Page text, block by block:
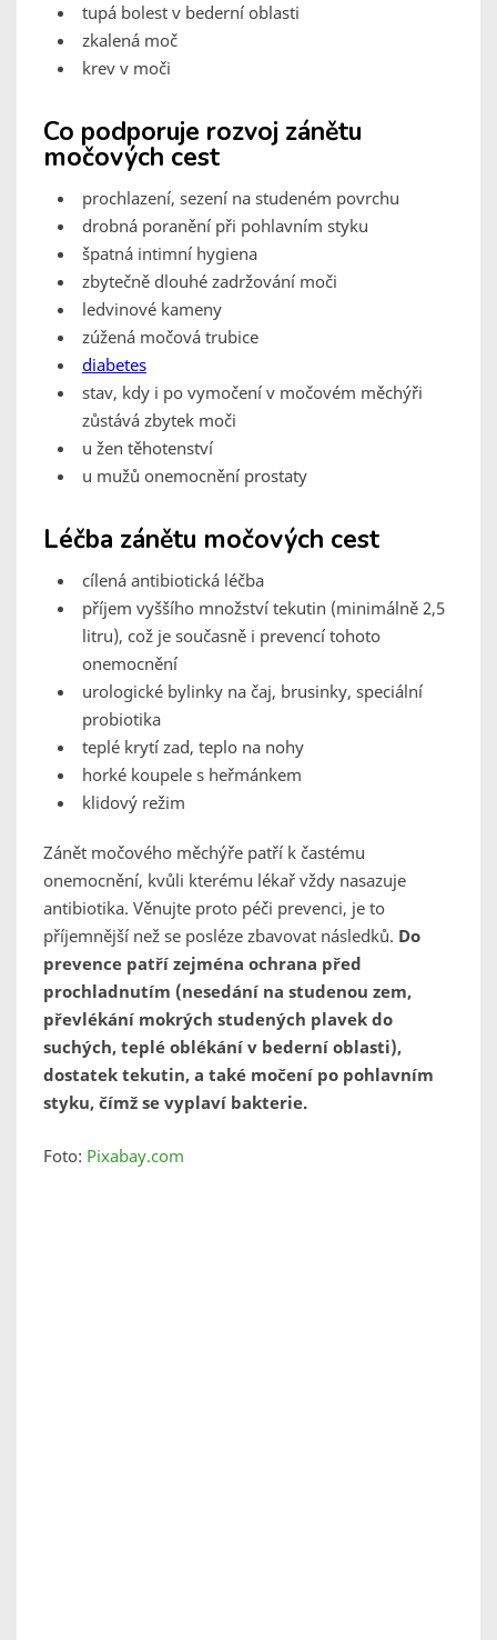
tupá bolest v bederní oblasti
zkalená moč
krev v moči
Co podporuje rozvoj zánětu
močových cest
prochlazení, sezení na studeném povrchu
drobná poranění při pohlavním styku
špatná intimní hygiena
zbytečně dlouhé zadržování moči
ledvinové kameny
zúžená močová trubice
diabetes
stav, kdy i po vymočení v močovém měchýři
zůstává zbytek moči
u žen těhotenství
u mužů onemocnění prostaty
Léčba zánětu močových cest
cílená antibiotická léčba
příjem vyššího množství tekutin (minimálně 2,5
litru), což je současně i prevencí tohoto
onemocnění
urologické bylinky na čaj, brusinky, speciální
probiotika
teplé krytí zad, teplo na nohy
horké koupele s heřmánkem
klidový režim
Zánět močového měchýře patří k častému
onemocnění, kvůli kterému lékař vždy nasazuje
antibiotika. Věnujte proto péči prevenci, je to
příjemnější než se posléze zbavovat následků. Do
prevence patří zejména ochrana před
prochladnutím (nesedání na studenou zem,
převlékání mokrých studených plavek do
suchých, teplé oblékání v bederní oblasti),
dostatek tekutin, a také močení po pohlavním
styku, čímž se vyplaví bakterie.
Foto: Pixabay.com